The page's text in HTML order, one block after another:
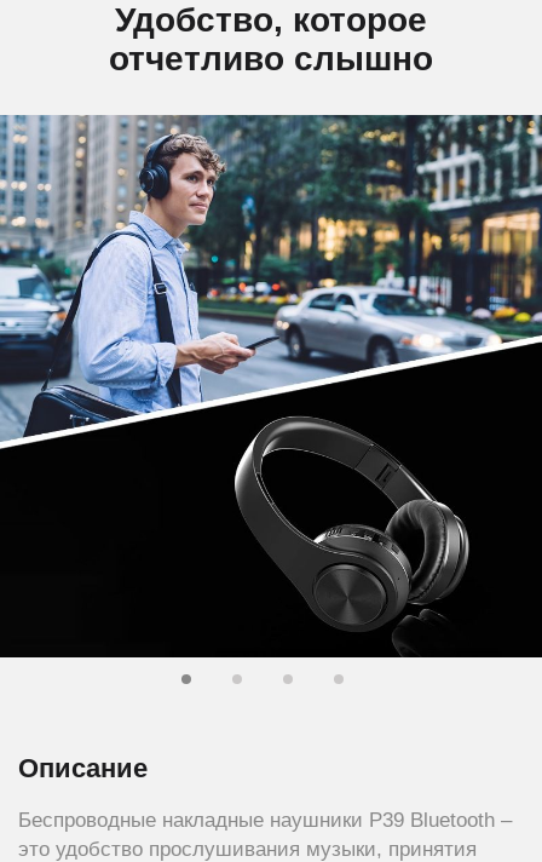
Удобство, которое
отчетливо слышно
Описание
Беспроводные накладные наушники P39 Bluetooth –
это удобство прослушивания музыки, принятия